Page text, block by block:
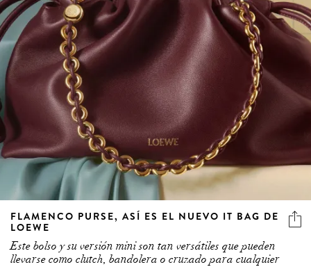
FLAMENCO PURSE, ASÍ ES EL NUEVO IT BAG DE
LOEWE
Este bolso y su versión mini son tan versátiles que pueden
llevarse como clutch, bandolera o cruzado para cualquier
look.